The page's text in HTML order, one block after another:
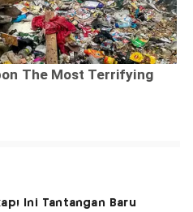
Ini Tantangan Baru